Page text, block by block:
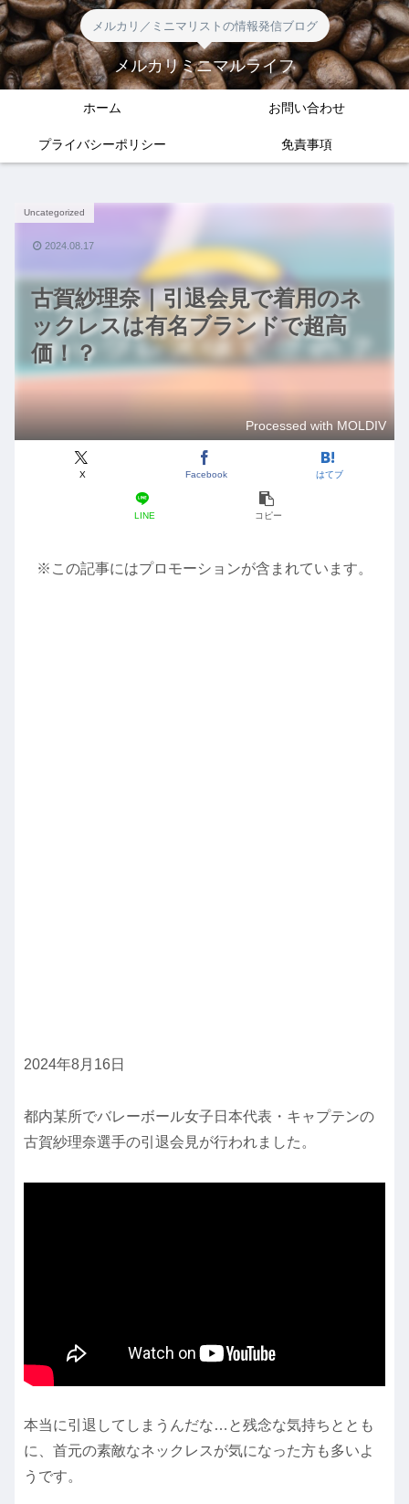
メルカリ／ミニマリストの情報発信ブログ
メルカリミニマルライフ
ホーム お問い合わせ
プライバシーポリシー 免責事項
古賀紗理奈｜引退会見で着用のネ
ックレスは有名ブランドで超高
価！？
Uncategorized
Processed with MOLDIV
X Facebook はてブ
LINE コピー
2024.08.17
※この記事にはプロモーションが含まれています。
2024年8月16日
都内某所でバレーボール女子日本代表・キャプテンの
古賀紗理奈選手の引退会見が行われました。
本当に引退してしまうんだな…と残念な気持ちととも
に、首元の素敵なネックレスが気になった方も多いよ
うです。